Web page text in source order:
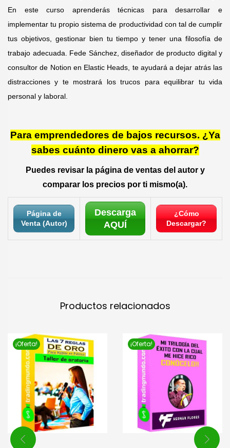
En este curso aprenderás técnicas para desarrollar e
implementar tu propio sistema de productividad con tal de cumplir
tus objetivos, gestionar bien tu tiempo y tener una filosofía de
trabajo adecuada. Fede Sánchez, diseñador de producto digital y
consultor de Notion en Elastic Heads, te ayudará a dejar atrás las
distracciones y te mostrará los trucos para equilibrar tu vida
personal y laboral.
Para emprendedores de bajos recursos. ¿Ya
sabes cuánto dinero vas a ahorrar?
Puedes revisar la página de ventas del autor y
comparar los precios por ti mismo(a).
Página de
Venta (Autor)
Descarga
AQUÍ
¿Cómo
Descargar?
Productos relacionados
¡Oferta! ¡Oferta!